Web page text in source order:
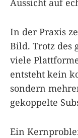
In der Praxis
Bild. Trotz des
viele
entsteht kein
sondern
gekoppelte
Ein